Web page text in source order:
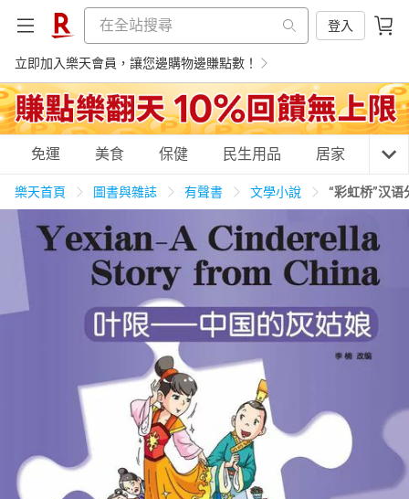
登入
立即加入樂天會員，讓您邊購物邊賺點數！
購物網分類
天天免運 美食蛋糕 養生保健 民生用品
3C家電 運動休閒 親子玩具
男裝 化妝保養
日本購物 電子/紙本書
HOT
免運 美食 保健 民生用品 居家 3C
樂天首頁 圖書與雜誌 有聲書 文學小說 “彩虹桥”汉